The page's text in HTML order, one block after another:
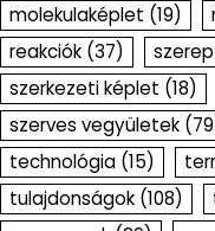
molekulaképlet (19)
reakciók (37) szerep
szerkezeti képlet (18)
szerves vegyületek
technológia (15)
tulajdonságok (108)